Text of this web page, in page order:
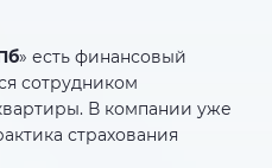
» есть финансовый
сотрудником
В компании уже
страхования